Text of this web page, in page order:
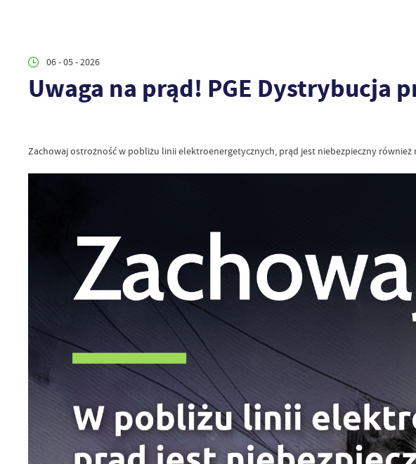
06 - 05 - 2026
Uwaga na prąd! PGE Dystrybucja
Zachowaj ostrożność w pobliżu linii elektroenergetycznych, prąd jest niebezpieczny również